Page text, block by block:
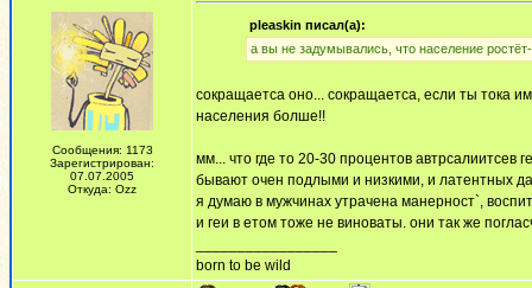
Сообщения: 1173
Зарегистрирован:
07.07.2005
Откуда: Ozz
pleaskin писал(а):
а вы не задумывались, что население
сокращаетса оно... сокращаетса, если ты тока
населения болше!!
мм... что где то 20-30 процентов автрсалиитсев
бывают очен подлыми и низкими, и латентных
я думаю в мужчинах утрачена манерност`,
и геи в етом тоже не виноваты. они так же
born to be wild